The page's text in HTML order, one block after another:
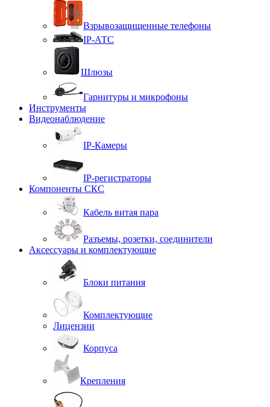
Взрывозащищенные телефоны
IP-АТС
Шлюзы
Гарнитуры и микрофоны
Инструменты
Видеонаблюдение
IP-Камеры
IP-регистраторы
Компоненты СКС
Кабель витая пара
Разъемы, розетки, соединители
Аксессуары и комплектующие
Блоки питания
Комплектующие
Лицензии
Корпуса
Крепления